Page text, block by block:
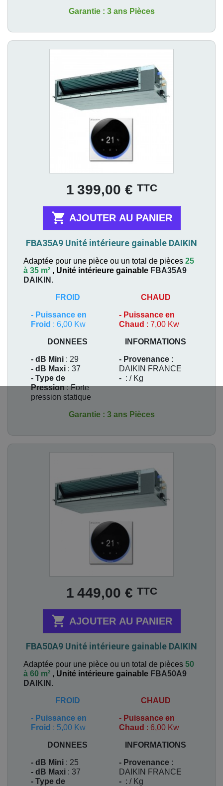
Garantie : 3 ans Pièces
1 399,00 € TTC
 AJOUTER AU PANIER
FBA35A9 Unité intérieure gainable DAIKIN
Adaptée pour une pièce ou un total de pièces 25
à 35 m² , Unité intérieure gainable FBA35A9
DAIKIN .
FROID
- Puissance en
Froid : 6,00 Kw
CHAUD
- Puissance en
Chaud : 7,00 Kw
DONNEES
- dB Mini : 29
- dB Maxi : 37
- Type de
Pression: Forte
pression statique
INFORMATIONS
- Provenance :
DAIKIN FRANCE
- : / Kg
Garantie : 3 ans Pièces
1 449,00 € TTC
 AJOUTER AU PANIER
FBA50A9 Unité intérieure gainable DAIKIN
Adaptée pour une pièce ou un total de pièces 50
à 60 m² , Unité intérieure gainable FBA50A9
DAIKIN .
FROID
- Puissance en
Froid : 5,00 Kw
CHAUD
- Puissance en
Chaud : 6,00 Kw
DONNEES
- dB Mini : 25
- dB Maxi : 37
- Type de
INFORMATIONS
- Provenance :
DAIKIN FRANCE
- : / Kg